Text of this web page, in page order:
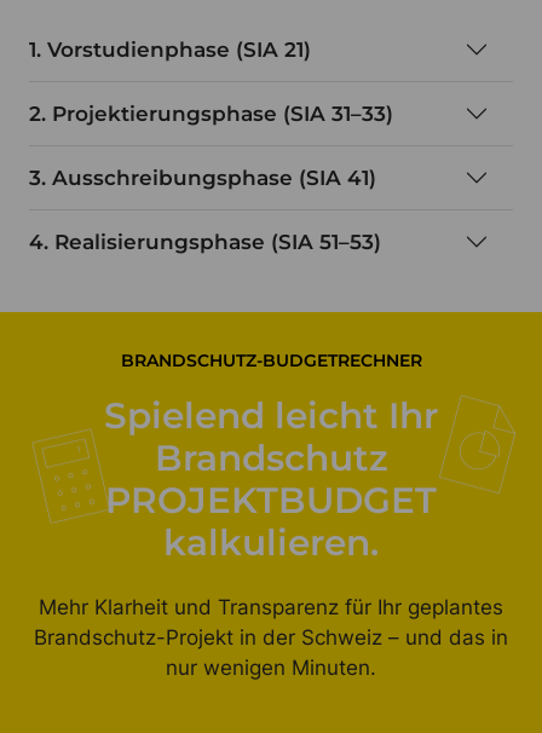
1. Vorstudienphase (SIA 21)
2. Projektierungsphase (SIA 31–33)
3. Ausschreibungsphase (SIA 41)
4. Realisierungsphase (SIA 51–53)
BRANDSCHUTZ-BUDGETRECHNER
Spielend leicht Ihr
Brandschutz
PROJEKTBUDGET
kalkulieren.
Mehr Klarheit und Transparenz für Ihr geplantes
Brandschutz-Projekt in der Schweiz – und das in
nur wenigen Minuten.